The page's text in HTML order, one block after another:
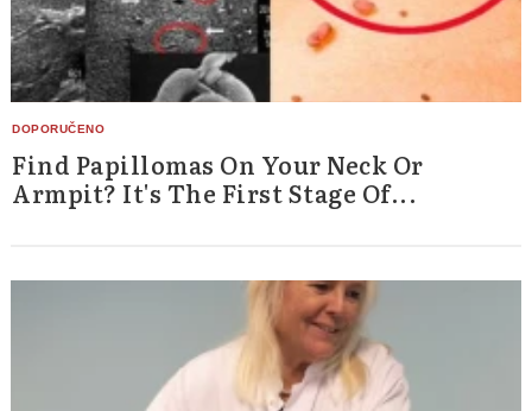
Find Papillomas On Your Neck Or
Armpit? It's The First Stage Of...